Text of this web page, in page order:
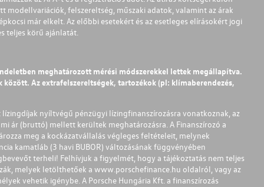
felszereltség, műszaki adatok, valamint az árak
már elkelt. Az előbbi esetekért és az esetleges elírásokért jogi
teljes körű ajánlatát.
meghatározott mérési módszerekkel lettek megállapítva.
Az extrafelszereltségek, tartozékok (pl: klímaberendezés,
nyíltvégű pénzügyi lízingfinanszírozásra vonatkoznak, az
ár (bruttó) mellett kerültek meghatározásra. A Finanszírozó a
meg a kockázatvállalás végleges feltételeit, melynek
kamatláb (3 havi BUBOR) változásának függvényében
terheli! Felhívjuk a figyelmét, hogy a tájékoztatás nem teljes
melyek letölthetőek a www.porschefinance.hu oldalról, vagy az
vehetik igénybe. A Porsche Hungária Kft. a finanszírozás